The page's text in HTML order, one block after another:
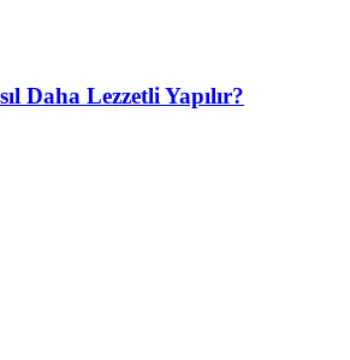
Daha Lezzetli Yapılır?